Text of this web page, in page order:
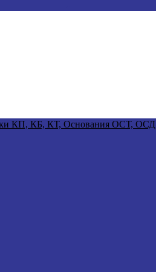
КП, КБ, КТ, Основания ОСТ, ОСД